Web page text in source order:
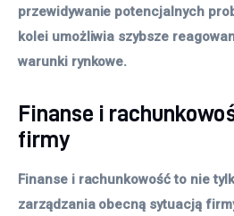
przewidywanie potencjalnych
kolei umożliwia szybsze
warunki rynkowe.
Finanse i
firmy
Finanse i rachunkowość to nie
zarządzania obecną sytuacją